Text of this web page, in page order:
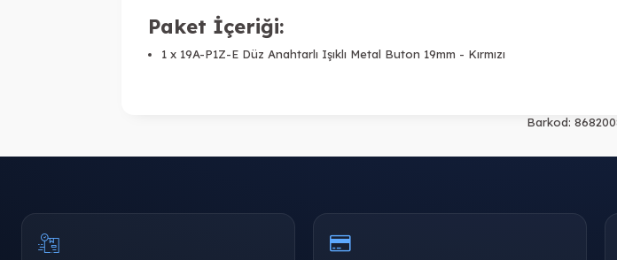
Paket İçeriği:
1 x 19A-P1Z-E Düz Anahtarlı Işıklı Metal Buton 19mm - Kırmızı
Barkod: